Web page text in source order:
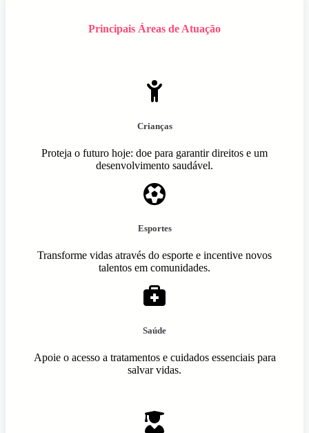
Principais Áreas de Atuação
Crianças
Proteja o futuro hoje: doe para garantir direitos e um
desenvolvimento saudável.
Esportes
Transforme vidas através do esporte e incentive novos
talentos em comunidades.
Saúde
Apoie o acesso a tratamentos e cuidados essenciais para
salvar vidas.